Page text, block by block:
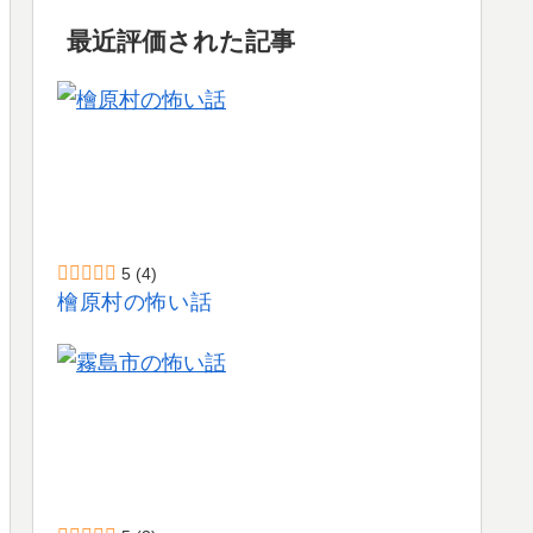
最近評価された記事
5 (4)
檜原村の怖い話